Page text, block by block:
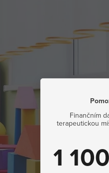
Finančním
terapeutickou
1